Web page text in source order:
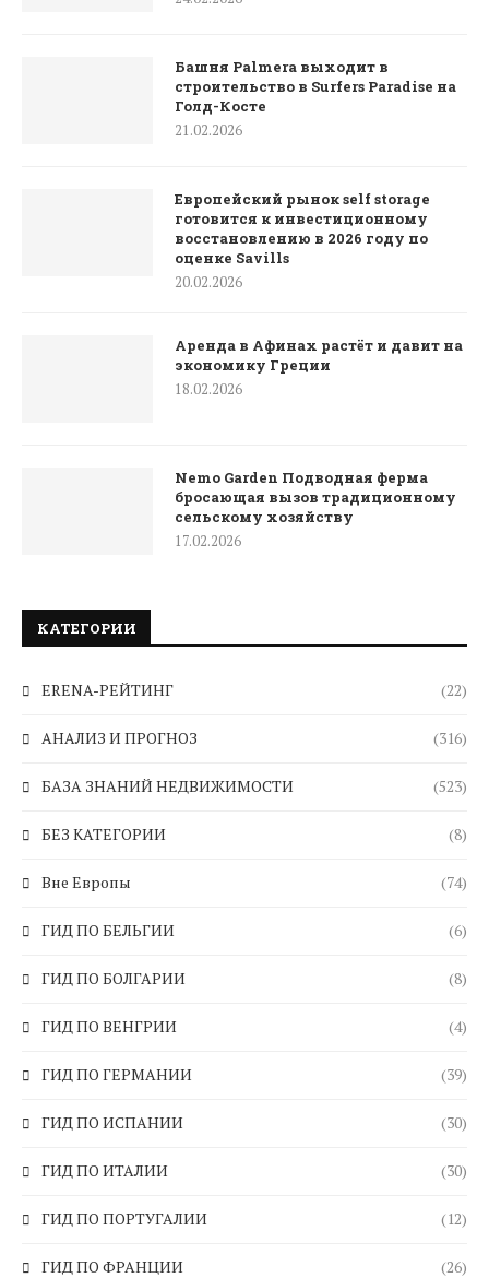
Башня Palmera выходит в
строительство в Surfers Paradise на
Голд-Косте
21.02.2026
Европейский рынок self storage
готовится к инвестиционному
восстановлению в 2026 году по
оценке Savills
20.02.2026
Аренда в Афинах растёт и давит на
экономику Греции
18.02.2026
Nemo Garden Подводная ферма
бросающая вызов традиционному
сельскому хозяйству
17.02.2026
КАТЕГОРИИ
ERENA-РЕЙТИНГ (22)
АНАЛИЗ И ПРОГНОЗ (316)
БАЗА ЗНАНИЙ НЕДВИЖИМОСТИ (523)
БЕЗ КАТЕГОРИИ (8)
Вне Европы (74)
ГИД ПО БЕЛЬГИИ (6)
ГИД ПО БОЛГАРИИ (8)
ГИД ПО ВЕНГРИИ (4)
ГИД ПО ГЕРМАНИИ (39)
ГИД ПО ИСПАНИИ (30)
ГИД ПО ИТАЛИИ (30)
ГИД ПО ПОРТУГАЛИИ (12)
ГИД ПО ФРАНЦИИ (26)